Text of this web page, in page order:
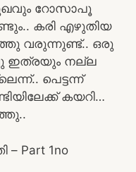
റോസാപൂ
കരി എഴുതിയ
വരുന്നുണ്ട്.. ഒരു
ഇത്രയും നല്ല
പെട്ടന്ന്
കയറി…
Part 1no